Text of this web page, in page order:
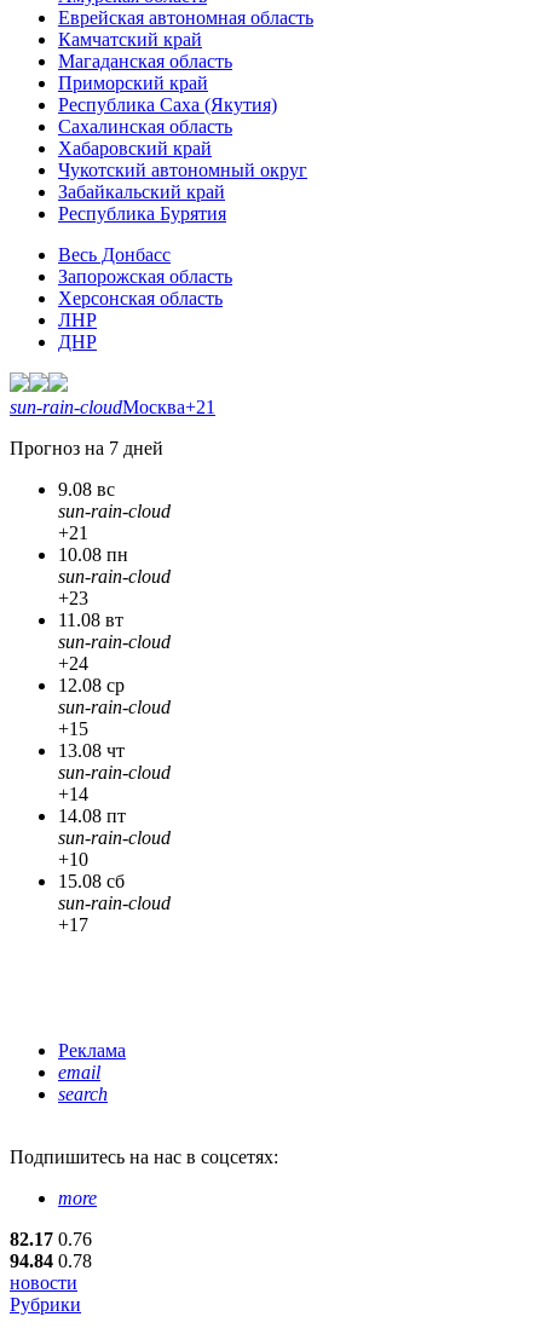
Еврейская автономная область
Камчатский край
Магаданская область
Приморский край
Республика Саха (Якутия)
Сахалинская область
Хабаровский край
Чукотский автономный округ
Забайкальский край
Республика Бурятия
Весь Донбасс
Запорожская область
Херсонская область
ЛНР
ДНР
sun-rain-cloudМосква+21
Прогноз на 7 дней
9.08 вс
sun-rain-cloud
+21
10.08 пн
sun-rain-cloud
+23
11.08 вт
sun-rain-cloud
+24
12.08 ср
sun-rain-cloud
+15
13.08 чт
sun-rain-cloud
+14
14.08 пт
sun-rain-cloud
+10
15.08 сб
sun-rain-cloud
+17
Реклама
email
search
Подпишитесь на нас в соцсетях:
more
82.17 0.76
94.84 0.78
новости
Рубрики